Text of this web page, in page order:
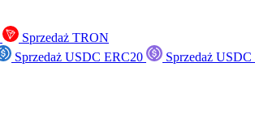
Sprzedaż TRON
Sprzedaż USDC ERC20
Sprzedaż USDC